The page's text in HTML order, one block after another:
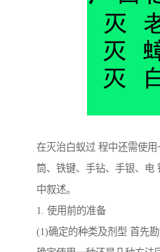
在灭治白蚁过 程中还需使
筒、铁键、手钻、手银、电
中叙述。
1. 使用前的准备
(1)确定的种类及剂型 首先